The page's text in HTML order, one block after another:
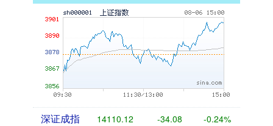
深证成指 14110.12 -34.08 -0.24%